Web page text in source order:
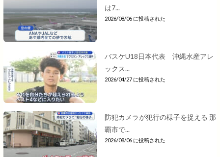
は7...
2026/08/06 に投稿された
バスケU18日本代表 沖縄水産アレ
ックス...
2026/04/27 に投稿された
防犯カメラが犯行の様子を捉える 那
覇市で...
2026/08/06 に投稿された